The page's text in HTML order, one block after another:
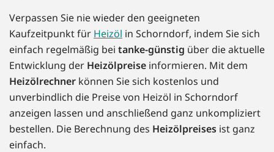
Verpassen Sie nie wieder den geeigneten
Kaufzeitpunkt für Heizöl in Schorndorf, indem Sie sich
einfach regelmäßig bei tanke-günstig über die aktuelle
Entwicklung der Heizölpreise informieren. Mit dem
Heizölrechner können Sie sich kostenlos und
unverbindlich die Preise von Heizöl in Schorndorf
anzeigen lassen und anschließend ganz unkompliziert
bestellen. Die Berechnung des Heizölpreises ist ganz
einfach.